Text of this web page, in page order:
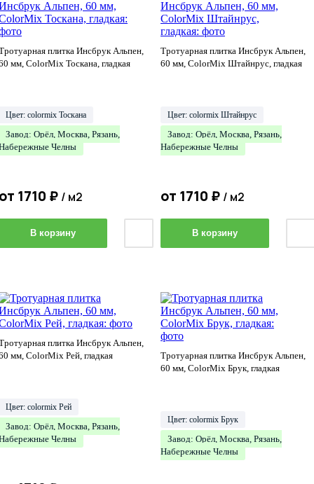
плитка Инсбрук Альпен,
мм, ColorMix Тоскана, гладкая
Цвет: colormix Тоскана
Завод: Орёл, Москва, Рязань,
Челны
1710 ₽ / м2
В корзину
Тротуарная плитка Инсбрук Альпен,
60 мм, ColorMix Штайнрус, гладкая
Цвет: colormix Штайнрус
Завод: Орёл, Москва, Рязань,
Набережные Челны
от 1710 ₽ / м2
В корзину
плитка Инсбрук Альпен,
мм, ColorMix Рей, гладкая
Цвет: colormix Рей
Завод: Орёл, Москва, Рязань,
Челны
Тротуарная плитка Инсбрук Альпен,
60 мм, ColorMix Брук, гладкая
Цвет: colormix Брук
Завод: Орёл, Москва, Рязань,
Набережные Челны